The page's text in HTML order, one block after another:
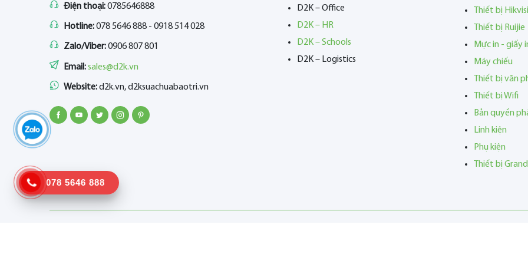
Điện thoại:0785646888
Hotline:078 5646 888 - 0918 514 028
Zalo/Viber:0906 807 801
Email:sales@d2k.vn
Website:d2k.vn, d2ksuachuabaotri.vn
D2K – Office
D2K – HR
D2K – Schools
D2K – Logistics
Thiết bị
Thiết bị Ruijie
Mực in - giấy
Máy chiếu
Thiết bị văn
Thiết bị Wifi
Bản quyền
Linh kiện
Phụ kiện
Thiết bị
078 5646 888